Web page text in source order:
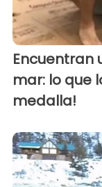
Encuentran
mar: lo que
medalla!